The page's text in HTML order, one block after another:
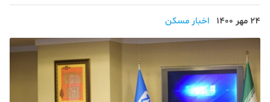
دکوراسیون
صنعت ساختمان
24 مهر 1400 اخبار مسکن